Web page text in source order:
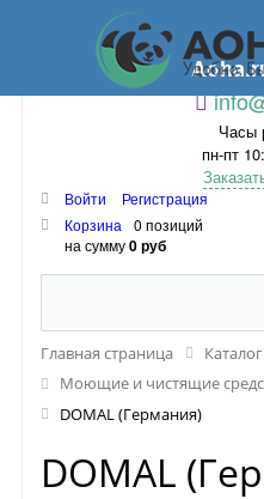
Часы
пн-пт
Войти
Регистрация
Корзина
0 позиций
на сумму0 руб
Главная страница
Каталог
Моющие и чистящие
DOMAL (Германия)
DOMAL